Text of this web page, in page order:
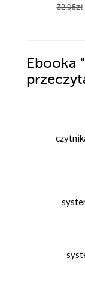
32.95zł
Ebooka